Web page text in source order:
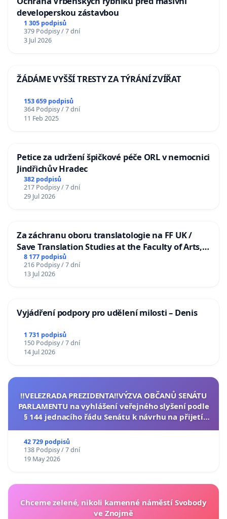
developerskou zástavbou
1 305 podpisů
379 Podpisy / 7 dní
3 Jul 2026
ŽÁDÁME VYŠŠÍ TRESTY ZA TÝRÁNÍ ZVÍŘAT
153 659 podpisů
364 Podpisy / 7 dní
11 Feb 2025
Petice za udržení špičkové péče ORL v nemocnici
Jindřichův Hradec
382 podpisů
217 Podpisy / 7 dní
29 Jul 2026
Za záchranu oboru translatologie na FF UK /
Save Translation Studies at the Faculty of Arts,
Charles University
8 177 podpisů
216 Podpisy / 7 dní
13 Jul 2026
Vyjádření podpory pro udělení milosti – Denis
1 731 podpisů
150 Podpisy / 7 dní
14 Jul 2026
‼️VELEZRADA PREZIDENTA‼️VÝZVA OBČANŮ SENÁTU
PARLAMENTU na vyhlášení veřejného slyšení podle
§ 144 jednacího řádu Senátu k návrhu na přijetí
42 729 podpisů
138 Podpisy / 7 dní
19 May 2026
Chceme zelené, nikoli kamenné náměstí Svobody
ve Znojmě